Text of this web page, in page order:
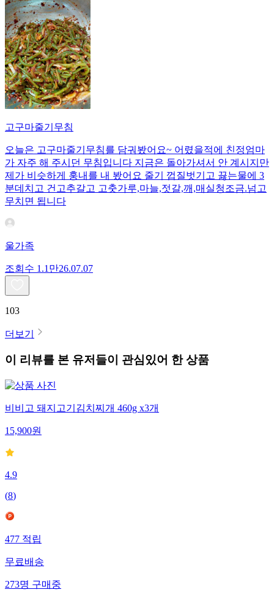
고구마줄기무침
오늘은 고구마줄기무침를 담궈봤어요~ 어렸을적에 친정엄마
가 자주 해 주시던 무침입니다 지금은 돌아가셔서 안 계시지만
제가 비슷하게 훙내를 내 봤어요 줄기 껍질벗기고 끓는물에 3
분데치고 건고추갈고 고춧가루,마늘,젓갈,깨,매실청조금.넘고
무치면 됩니다
울가족
조회수 1.1만26.07.07
103
더보기
이 리뷰를 본 유저들이 관심있어 한 상품
비비고 돼지고기김치찌개 460g x3개
15,900원
4.9
(8)
477 적립
무료배송
273명 구매중